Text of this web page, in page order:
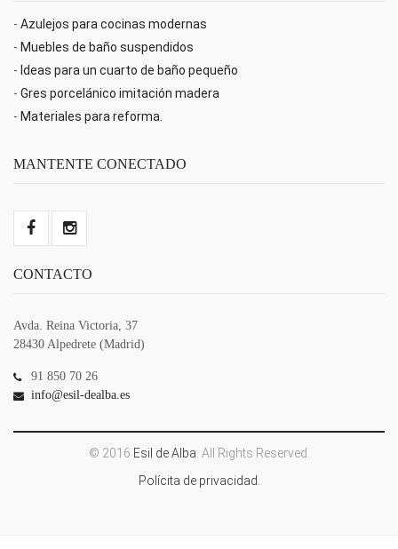
- Azulejos para cocinas modernas
- Muebles de baño suspendidos
- Ideas para un cuarto de baño pequeño
- Gres porcelánico imitación madera
- Materiales para reforma.
MANTENTE CONECTADO
CONTACTO
Avda. Reina Victoria, 37
28430 Alpedrete (Madrid)
91 850 70 26
info@esil-dealba.es
© 2016 Esil de Alba . All Rights Reserved.
Polícita de privacidad.